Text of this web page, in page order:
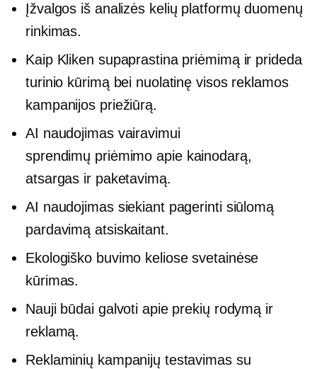
Įžvalgos iš analizės kelių platformų duomenų
rinkimas.
Kaip Kliken supaprastina priėmimą ir prideda
turinio kūrimą bei nuolatinę visos reklamos
kampanijos priežiūrą.
AI naudojimas vairavimui
sprendimų priėmimo apie kainodarą,
atsargas ir paketavimą.
AI naudojimas siekiant pagerinti siūlomą
pardavimą atsiskaitant.
Ekologiško buvimo keliose svetainėse
kūrimas.
Nauji būdai galvoti apie prekių rodymą ir
reklamą.
Reklaminių kampanijų testavimas su